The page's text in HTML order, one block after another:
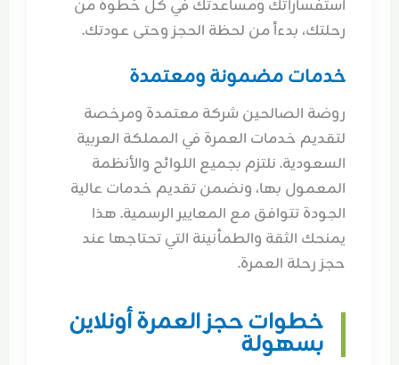
استفساراتك ومساعدتك في كل خطوة من
رحلتك، بدءاً من لحظة الحجز وحتى عودتك.
خدمات مضمونة ومعتمدة
روضة الصالحين شركة معتمدة ومرخصة
لتقديم خدمات العمرة في المملكة العربية
السعودية. نلتزم بجميع اللوائح والأنظمة
المعمول بها، ونضمن تقديم خدمات عالية
الجودة تتوافق مع المعايير الرسمية. هذا
يمنحك الثقة والطمأنينة التي تحتاجها عند
حجز رحلة العمرة.
خطوات حجز العمرة أونلاين
بسهولة